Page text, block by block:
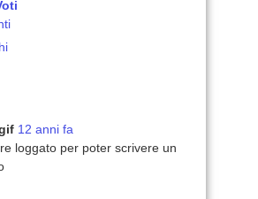
12 anni fa
loggato per poter scrivere un